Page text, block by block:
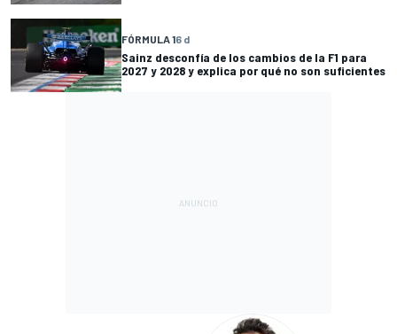
FÓRMULA 16 d
Sainz desconfía de los cambios de la F1 para
2027 y 2028 y explica por qué no son suficientes